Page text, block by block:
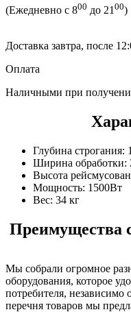
(Ежедневно с 800 до 21 00)
Доставка завтра, после
Оплата
Наличными при
Глубина строгания:
Ширина обработки:
Высота
Мощность: 1500Вт
Вес: 34 кг
Преимущества
Мы собрали огромное
оборудования, которое
потребителя,
перечня товаров мы